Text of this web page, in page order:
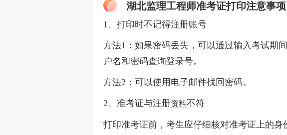
湖北监理工程师准考证打印注意事项
1、打印时不记得注册账号
方法1：如果密码丢失，可以通过输入考试期
户名和密码查询登录号。
方法2：可以使用电子邮件找回密码。
2、准考证与注册资料不符
打印准考证前，考生应仔细核对准考证上的